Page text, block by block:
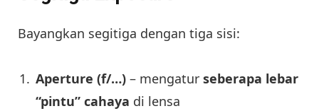
Bayangkan segitiga dengan tiga sisi:
Aperture (f/…) – mengatur seberapa lebar
“pintu” cahaya di lensa